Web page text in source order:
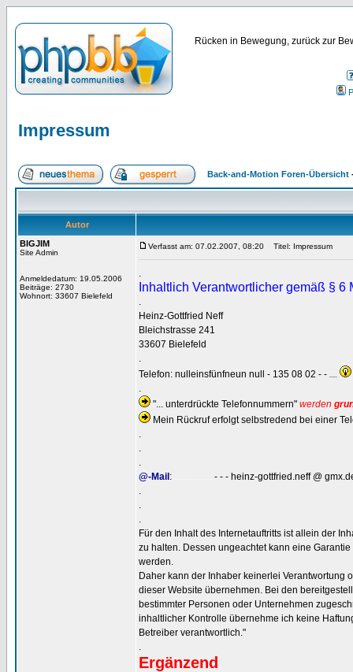
Rücken in Bewegung, zurück zur
Impressum
Back-and-Motion Foren-Übersicht
Autor
BIGJIM
Site Admin
Anmeldedatum: 19.05.2006
Beiträge: 2730
Wohnort: 33607 Bielefeld
Verfasst am: 07.02.2007, 08:20 Titel: Impressum
.
Inhaltlich Verantwortlicher gemäß § 6
.
Heinz-Gottfried Neff
Bleichstrasse 241
33607 Bielefeld
.
Telefon: nulleinsfünfneun null - 135 08 02 - -
.
"... unterdrückte Telefonnummern" werden
Mein Rückruf erfolgt selbstredend bei einer
.
.
.
@-Mail :
- - - heinz-gottfried.neff @
.
.
.
Für den Inhalt des Internetauftritts ist allein der
zu halten. Dessen ungeachtet kann eine
werden.
Daher kann der Inhaber keinerlei Verantwortung
dieser Website übernehmen. Bei den
bestimmter Personen oder Unternehmen
inhaltlicher Kontrolle übernehme ich keine
Betreiber verantwortlich."
.
Ergänzend